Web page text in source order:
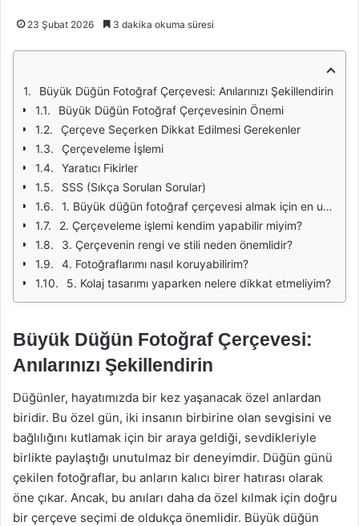
23 Şubat 2026 3 dakika okuma süresi
Büyük Düğün Fotoğraf Çerçevesi: Anılarınızı Şekillendirin
Büyük Düğün Fotoğraf Çerçevesinin Önemi
Çerçeve Seçerken Dikkat Edilmesi Gerekenler
Çerçeveleme İşlemi
Yaratıcı Fikirler
SSS (Sıkça Sorulan Sorular)
1. Büyük düğün fotoğraf çerçevesi almak için en uygun yer neresi?
2. Çerçeveleme işlemi kendim yapabilir miyim?
3. Çerçevenin rengi ve stili neden önemlidir?
4. Fotoğraflarımı nasıl koruyabilirim?
5. Kolaj tasarımı yaparken nelere dikkat etmeliyim?
Büyük Düğün Fotoğraf Çerçevesi:
Anılarınızı Şekillendirin
Düğünler, hayatımızda bir kez yaşanacak özel anlardan
biridir. Bu özel gün, iki insanın birbirine olan sevgisini ve
bağlılığını kutlamak için bir araya geldiği, sevdikleriyle
birlikte paylaştığı unutulmaz bir deneyimdir. Düğün günü
çekilen fotoğraflar, bu anların kalıcı birer hatırası olarak
öne çıkar. Ancak, bu anıları daha da özel kılmak için doğru
bir çerçeve seçimi de oldukça önemlidir. Büyük düğün